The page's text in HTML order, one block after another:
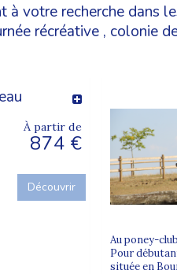
votre recherche dans
récréative , colonie
À partir de
874 €
Découvrir
Au poney-
Pour
située en